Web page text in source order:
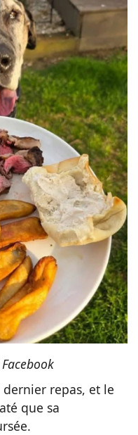
repas, et le
que sa